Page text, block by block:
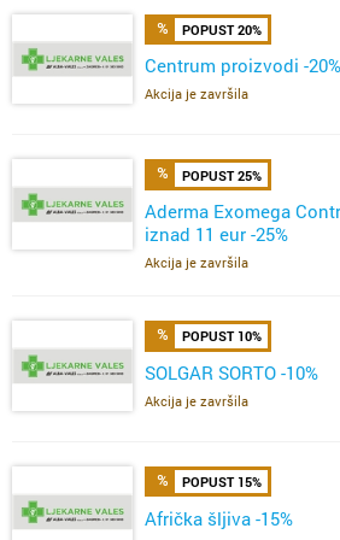
POPUST 20%
Centrum proizvodi -20%
Akcija je završila
POPUST 25%
Aderma Exomega
iznad 11 eur -25%
Akcija je završila
POPUST 10%
SOLGAR SORTO -10%
Akcija je završila
POPUST 15%
Afrička šljiva -15%